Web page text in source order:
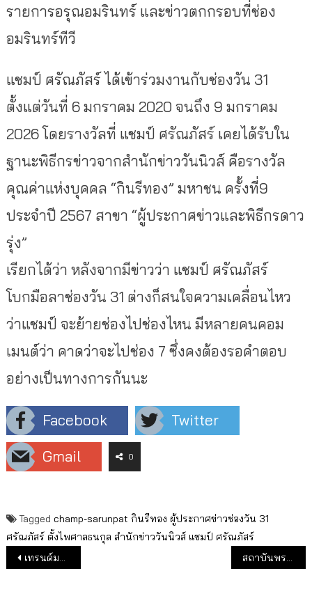
รายการอรุณอมรินทร์ และข่าวตกกรอบที่ช่อง
อมรินทร์ทีวี
แชมป์ ศรัณภัสร์ ได้เข้าร่วมงานกับช่องวัน 31
ตั้งแต่วันที่ 6 มกราคม 2020 จนถึง 9 มกราคม
2026 โดยรางวัลที่ แชมป์ ศรัณภัสร์ เคยได้รับใน
ฐานะพิธีกรข่าวจากสำนักข่าววันนิวส์ คือรางวัล
คุณค่าแห่งบุคคล “กินรีทอง” มหาชน ครั้งที่9
ประจำปี 2567 สาขา “ผู้ประกาศข่าวและพิธีกรดาว
รุ่ง”
เรียกได้ว่า หลังจากมีข่าวว่า แชมป์ ศรัณภัสร์
โบกมือลาช่องวัน 31 ต่างก็สนใจความเคลื่อนไหว
ว่าแชมป์ จะย้ายช่องไปช่องไหน มีหลายคนคอม
เมนต์ว่า คาดว่าจะไปช่อง 7 ซึ่งคงต้องรอคำตอบ
อย่างเป็นทางการกันนะ
Facebook
Twitter
Gmail
0
Tagged champ-sarunpat กินรีทอง ผู้ประกาศข่าวช่องวัน 31
ศรัณภัสร์ ตั้งไพศาลธนกุล สำนักข่าววันนิวส์ แชมป์ ศรัณภัสร์
แนะแนวเรื่อง
เทรนด์มาแรง อะไรที่กดดันอุตสาหกรรมข่าว และอะไรจะทำให้รอด สถาบันพระปกเกล้า ผนึกกำลัง PPTV เปิดเวทีดีเบตประวัติศาสตร์